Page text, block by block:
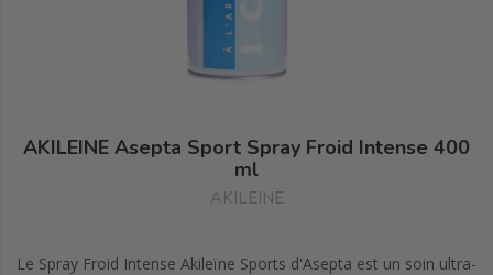
AKILEINE Asepta Sport Spray Froid Intense 400
ml
AKILEINE
Le Spray Froid Intense Akileïne Sports d'Asepta est un soin ultra-